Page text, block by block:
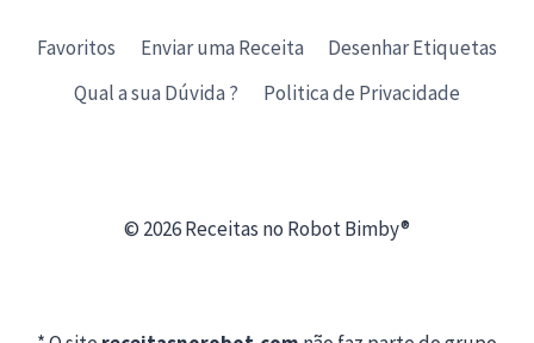
Favoritos Enviar uma Receita
Desenhar Etiquetas
Qual a sua Dúvida ?
Politica de Privacidade
© 2026 Receitas no Robot Bimby®